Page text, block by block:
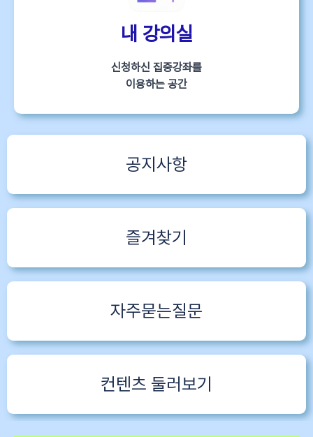
내 강의실
신청하신 집중강좌를
이용하는 공간
공지사항
즐겨찾기
자주묻는질문
컨텐츠 둘러보기